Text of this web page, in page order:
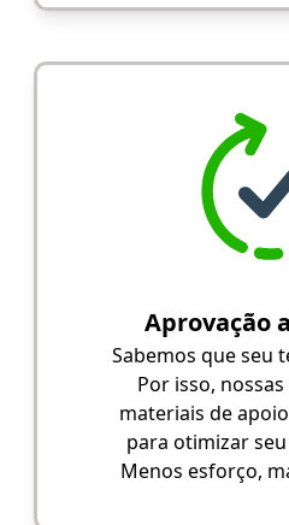
Aprovação
Sabemos que seu
Por isso,
materiais de
para otimizar
Menos esforço,